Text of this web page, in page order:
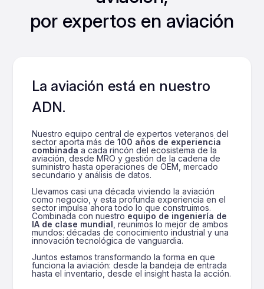
por expertos en aviación
La aviación está en nuestro
ADN.
Nuestro equipo central de expertos veteranos del
sector aporta más de100 años de experiencia
combinada a cada rincón del ecosistema de la
aviación, desde MRO y gestión de la cadena de
suministro hasta operaciones de OEM, mercado
secundario y análisis de datos.
Llevamos casi una década viviendo la aviación
como negocio, y esta profunda experiencia en el
sector impulsa ahora todo lo que construimos.
Combinada con nuestro equipo de ingeniería de
IA de clase mundial , reunimos lo mejor de ambos
mundos: décadas de conocimiento industrial y una
innovación tecnológica de vanguardia.
Juntos estamos transformando la forma en que
funciona la aviación: desde la bandeja de entrada
hasta el inventario, desde el insight hasta la acción.